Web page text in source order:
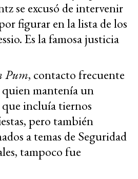
se excusó de intervenir
figurar en la lista de los
Es la famosa justicia
Pum, contacto frecuente
quien mantenía un
incluía tiernos
pero también
a temas de Seguridad
tampoco fue